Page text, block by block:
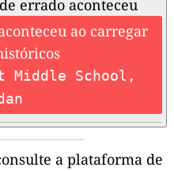
errado aconteceu
ao carregar
Middle School,
a plataforma de